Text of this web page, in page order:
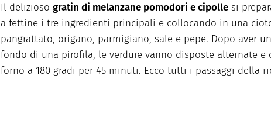
Il delizioso gratin di melanzane pomodori e cipolle si
a fettine i tre ingredienti principali e collocando in una
pangrattato, origano, parmigiano, sale e pepe. Dopo aver
fondo di una pirofila, le verdure vanno disposte alternate e
forno a 180 gradi per 45 minuti. Ecco tutti i passaggi della